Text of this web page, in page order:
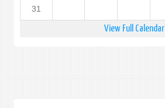
31
View Full Calendar